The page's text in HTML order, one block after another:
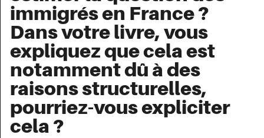
immigrés en France ?
Dans votre livre, vous
expliquez que cela est
notamment dû à des
raisons structurelles,
pourriez-vous expliciter
cela ?